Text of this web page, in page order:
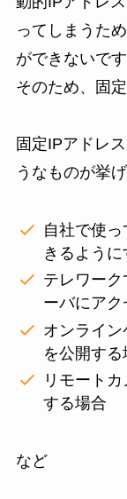
ってしまうた
ができないです
そのため、固
固定IPアドレ
うなものが挙
自社で使
きるよう
テレワー
ーバにア
オンライ
を公開する
リモート
する場合
など